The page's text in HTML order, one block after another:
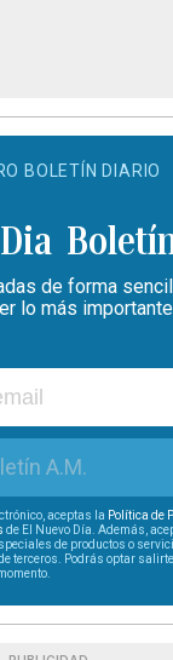
BOLETÍN DIARIO
de forma
lo más
A.M.
aceptas la Política de
de El Nuevo Día. Además,
de productos o
terceros. Podrás optar